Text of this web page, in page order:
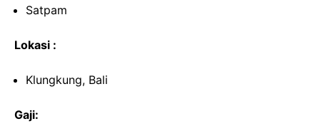
Satpam
Lokasi :
Klungkung, Bali
Gaji: